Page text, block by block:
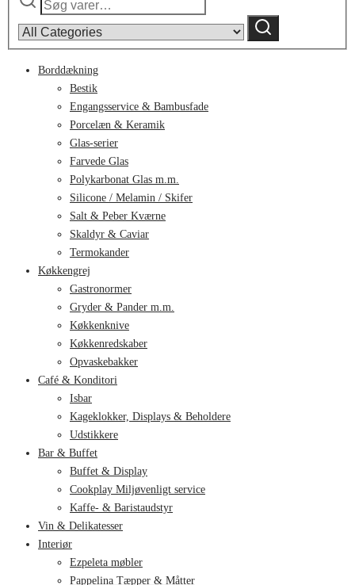
category:
Søg
Borddækning
Bestik
Engangsservice & Bambusfade
Porcelæn & Keramik
Glas-serier
Farvede Glas
Polykarbonat Glas m.m.
Silicone / Melamin / Skifer
Salt & Peber Kværne
Skaldyr & Caviar
Termokander
Køkkengrej
Gastronormer
Gryder & Pander m.m.
Køkkenknive
Køkkenredskaber
Opvaskebakker
Café & Konditori
Isbar
Kageklokker, Displays & Beholdere
Udstikkere
Bar & Buffet
Buffet & Display
Cookplay Miljøvenligt service
Kaffe- & Baristaudstyr
Vin & Delikatesser
Interiør
Ezpeleta møbler
Pappelina Tæpper & Måtter